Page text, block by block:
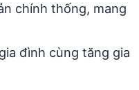
chính thống, mang
đình cùng tăng gia